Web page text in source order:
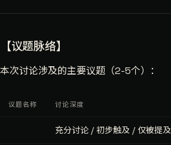
【议题脉络】
本次讨论涉及的主要议题（2-5个）：
议题名称 讨论深度
充分讨论 / 初步触及 / 仅被提及